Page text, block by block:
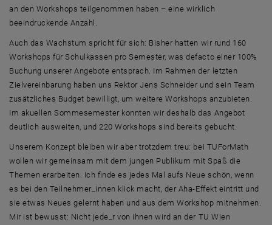
an den Workshops teilgenommen haben – eine wirklich
beeindruckende Anzahl.
Auch das Wachstum spricht für sich: Bisher hatten wir rund 160
Workshops für Schulkassen pro Semester, was defacto einer 100%
Buchung unserer Angebote entsprach. Im Rahmen der letzten
Zielvereinbarung haben uns Rektor Jens Schneider und sein Team
zusätzliches Budget bewilligt, um weitereWorkshops anzubieten.
Im akuellen Sommesemester konnten wir deshalb das Angebot
deutlich ausweiten, und 220Workshops sind bereits gebucht.
Unserem Konzept bleiben wir aber trotzdem treu: bei TUForMath
wollen wir gemeinsam mit dem jungen Publikum mit Spaß die
Themen erarbeiten. Ich finde es jedes Mal aufs Neue schön, wenn
es bei den Teilnehmer_innen klick macht, der Aha-Effekt eintritt und
sie etwas Neues gelernt haben und aus demWorkshop mitnehmen.
Mir ist bewusst: Nicht jede_r von ihnen wird an der TU Wien